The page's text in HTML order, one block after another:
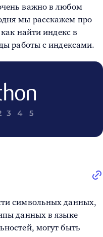
важно в любом
мы расскажем про
как найти индекс в
работы с индексами.
символьных данных,
данных в языке
могут быть